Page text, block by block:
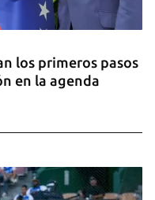
los primeros pasos
en la agenda